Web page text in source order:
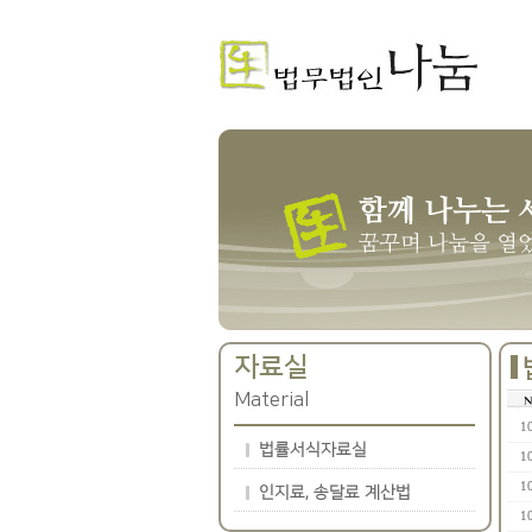
자료실
Material
법률서식자료실
인지료, 송달료 계산법